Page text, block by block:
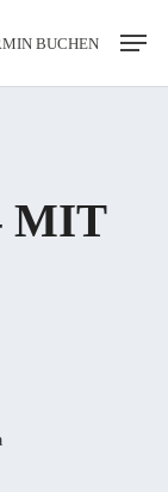
BUCHEN
Menu
MIT